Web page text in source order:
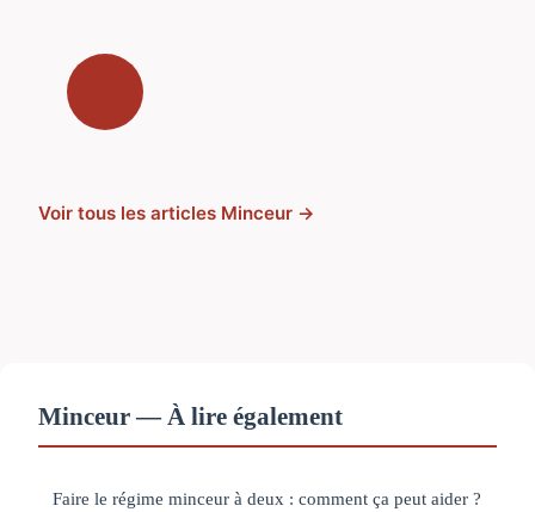
Voir tous les articles Minceur →
Minceur — À lire également
Faire le régime minceur à deux : comment ça peut aider ?